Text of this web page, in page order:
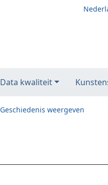
Data kwaliteit
Geschiedenis weergeven